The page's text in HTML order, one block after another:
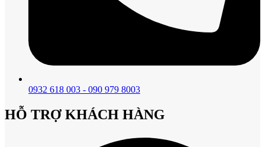
0932 618 003 - 090 979 8003
HỖ TRỢ KHÁCH HÀNG